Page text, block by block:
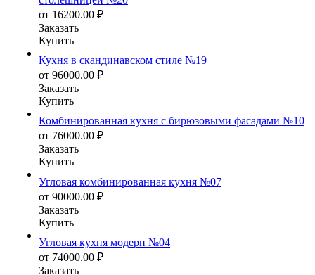
от 16200.00 ₽
Заказать
Купить
Кухня в скандинавском стиле №19
от 96000.00 ₽
Заказать
Купить
Комбинированная кухня с бирюзовыми фасадами №10
от 76000.00 ₽
Заказать
Купить
Угловая комбинированная кухня №07
от 90000.00 ₽
Заказать
Купить
Угловая кухня модерн №04
от 74000.00 ₽
Заказать